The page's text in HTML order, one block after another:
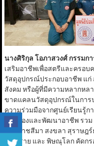
นางศิริกุล โอภาสวงศ์ กรรมก
เสริมอาชีพเพื่อสตรีและครอบ
วัสดุอุปกรณ์ประกอบอาชีพ แก่
สังคม หรือผู้ที่มีความหลากหล
ขาดแคลนวัสดุอุปกรณ์ในการ
ความร่วมมือจากศูนย์เรียนรู้
คุ้มครองและพัฒนาอาชีพ รว
นครราชสีมา สงขลา สุราษฎ
เชียงราย และ พิษณุโลก คัดก